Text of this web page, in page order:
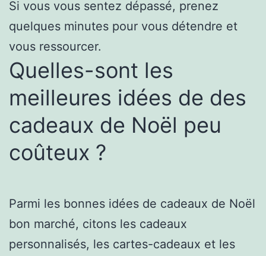
Si vous vous sentez dépassé, prenez
quelques minutes pour vous détendre et
vous ressourcer.
Quelles-sont les
meilleures idées de des
cadeaux de Noël peu
coûteux ?
Parmi les bonnes idées de cadeaux de Noël
bon marché, citons les cadeaux
personnalisés, les cartes-cadeaux et les